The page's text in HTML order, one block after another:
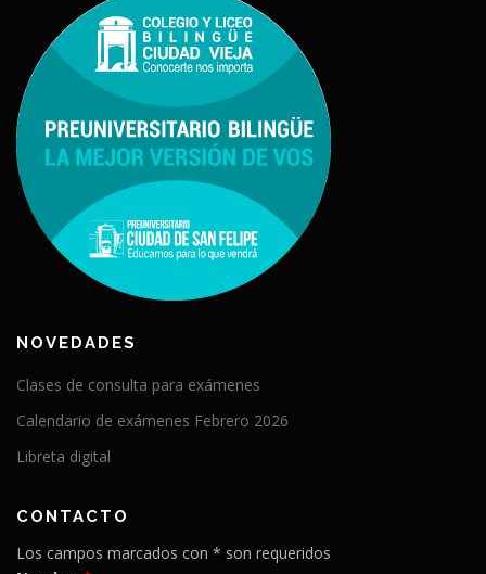
NOVEDADES
Clases de consulta para exámenes
Calendario de exámenes Febrero 2026
Libreta digital
CONTACTO
Los campos marcados con * son requeridos